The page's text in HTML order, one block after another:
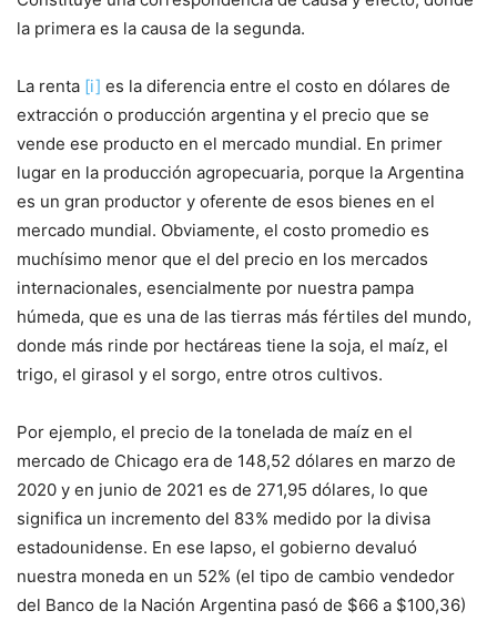
la primera es la causa de la segunda.
La renta [i] es la diferencia entre el costo en dólares de
extracción o producción argentina y el precio que se
vende ese producto en el mercado mundial. En primer
lugar en la producción agropecuaria, porque la Argentina
es un gran productor y oferente de esos bienes en el
mercado mundial. Obviamente, el costo promedio es
muchísimo menor que el del precio en los mercados
internacionales, esencialmente por nuestra pampa
húmeda, que es una de las tierras más fértiles del mundo,
donde más rinde por hectáreas tiene la soja, el maíz, el
trigo, el girasol y el sorgo, entre otros cultivos.
Por ejemplo, el precio de la tonelada de maíz en el
mercado de Chicago era de 148,52 dólares en marzo de
2020 y en junio de 2021 es de 271,95 dólares, lo que
significa un incremento del 83% medido por la divisa
estadounidense. En ese lapso, el gobierno devaluó
nuestra moneda en un 52% (el tipo de cambio vendedor
del Banco de la Nación Argentina pasó de $66 a $100,36)